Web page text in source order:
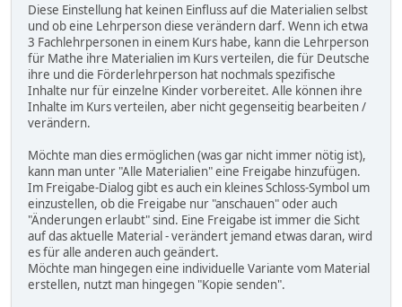
Diese Einstellung hat keinen Einfluss auf die Materialien selbst
und ob eine Lehrperson diese verändern darf. Wenn ich etwa
3 Fachlehrpersonen in einem Kurs habe, kann die Lehrperson
für Mathe ihre Materialien im Kurs verteilen, die für Deutsche
ihre und die Förderlehrperson hat nochmals spezifische
Inhalte nur für einzelne Kinder vorbereitet. Alle können ihre
Inhalte im Kurs verteilen, aber nicht gegenseitig bearbeiten /
verändern.
Möchte man dies ermöglichen (was gar nicht immer nötig ist),
kann man unter "Alle Materialien" eine Freigabe hinzufügen.
Im Freigabe-Dialog gibt es auch ein kleines Schloss-Symbol um
einzustellen, ob die Freigabe nur "anschauen" oder auch
"Änderungen erlaubt" sind. Eine Freigabe ist immer die Sicht
auf das aktuelle Material - verändert jemand etwas daran, wird
es für alle anderen auch geändert.
Möchte man hingegen eine individuelle Variante vom Material
erstellen, nutzt man hingegen "Kopie senden".